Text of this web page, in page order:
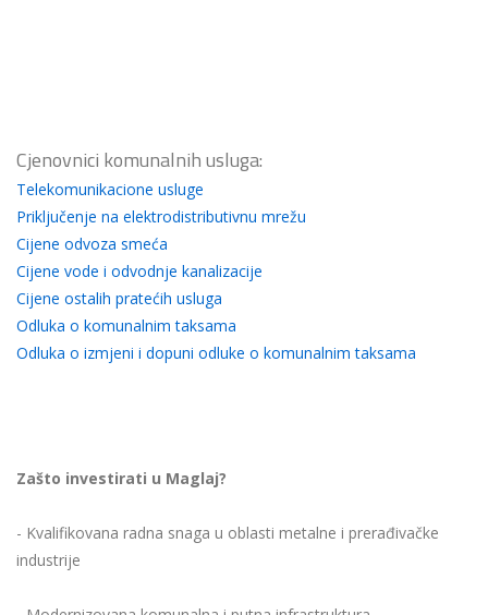
Cjenovnici komunalnih usluga:
Telekomunikacione usluge
Priključenje na elektrodistributivnu mrežu
Cijene odvoza smeća
Cijene vode i odvodnje kanalizacije
Cijene ostalih pratećih usluga
Odluka o komunalnim taksama
Odluka o izmjeni i dopuni odluke o komunalnim taksama
Zašto investirati u Maglaj?
- Kvalifikovana radna snaga u oblasti metalne i prerađivačke
industrije